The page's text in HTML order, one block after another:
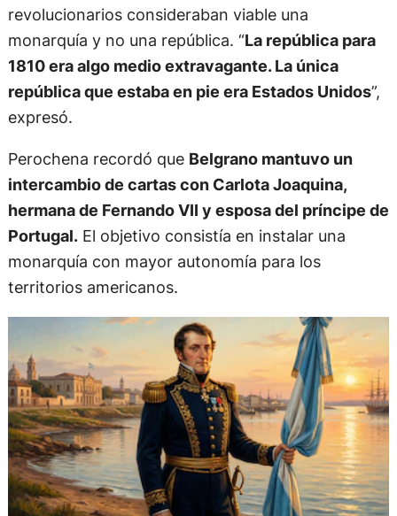
revolucionarios consideraban viable una
monarquía y no una república. “La república para
1810 era algo medio extravagante. La única
república que estaba en pie era Estados Unidos”,
expresó.
Perochena recordó que Belgrano mantuvo un
intercambio de cartas con Carlota Joaquina,
hermana de Fernando VII y esposa del príncipe de
Portugal.El objetivo consistía en instalar una
monarquía con mayor autonomía para los
territorios americanos.